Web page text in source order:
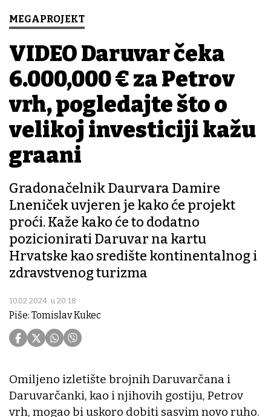
MEGAPROJEKT
VIDEO Daruvar čeka
6.000,000 € za Petrov
vrh, pogledajte što o
velikoj investiciji kažu
građani
Gradonačelnik Daurvara Damire
Lneniček uvjeren je kako će projekt
proći. Kaže kako će to dodatno
pozicionirati Daruvar na kartu
Hrvatske kao središte kontinentalnog i
zdravstvenog turizma
10.02.2024. u 20:18
Piše: Tomislav Kukec
Omiljeno izletište brojnih Daruvarčana i
Daruvarčanki, kao i njihovih gostiju, Petrov
vrh, mogao bi uskoro dobiti sasvim novo ruho.